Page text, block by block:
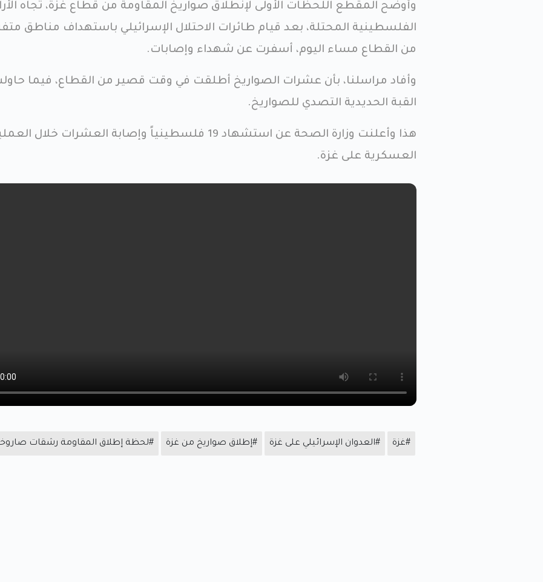
وأوضح المقطع اللحظات الأولى لإنطلاق صواريخ المقاومة من قطاع غزة، تجاه
الفلسطينية المحتلة، بعد قيام طائرات الاحتلال الإسرائيلي باستهداف مناطق
من القطاع مساء اليوم، أسفرت عن شهداء وإصابات.
وأفاد مراسلنا، بأن عشرات الصواريخ أطلقت في وقت قصير من القطاع، فيما
القبة الحديدية التصدي للصواريخ.
هذا وأعلنت وزارة الصحة عن استشهاد 19 فلسطينياً وإصابة العشرات خلال
العسكرية على غزة.
#غزة #العدوان الإسرائيلي على غزة #إطلاق صواريخ من غزة #لحظة إطلاق المقاومة رشقات